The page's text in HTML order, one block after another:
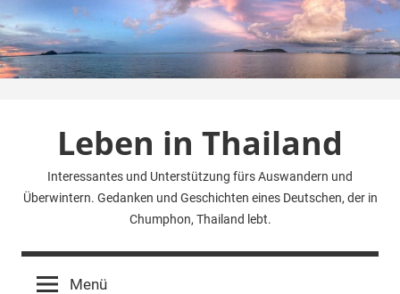
Zum
Inhalt
springen
Leben in Thailand
Interessantes und Unterstützung fürs Auswandern und
Überwintern. Gedanken und Geschichten eines Deutschen, der in
Chumphon, Thailand lebt.
Menü